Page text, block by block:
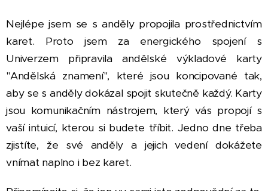
Nejlépe jsem se s anděly propojila prostřednictvím
karet. Proto jsem za energického spojení s
Univerzem připravila andělské výkladové karty
"Andělská znamení", které jsou koncipované tak,
aby se s anděly dokázal spojit skutečně každý. Karty
jsou komunikačním nástrojem, který vás propojí s
vaší intuicí, kterou si budete tříbit. Jedno dne třeba
zjistíte, že své anděly a jejich vedení dokážete
vnímat naplno i bez karet. 😊